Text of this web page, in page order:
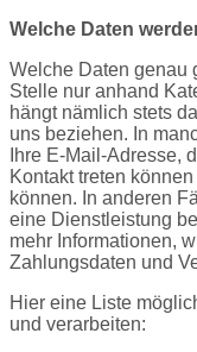
Welche Daten
Welche Daten genau
Stelle nur anhand
hängt nämlich stets
uns beziehen. In
Ihre E-Mail-Adresse,
Kontakt treten
können. In anderen
eine Dienstleistung
mehr Informationen,
Zahlungsdaten und
Hier eine Liste
und verarbeiten: